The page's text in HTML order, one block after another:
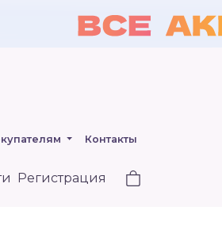
Контакты
Регистрация